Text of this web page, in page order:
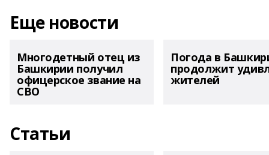
Еще новости
Многодетный отец из
Башкирии получил
офицерское звание на
СВО
Погода в
продолжит
жителей
Статьи